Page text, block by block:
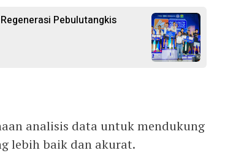
Pebulutangkis
analisis data untuk mendukung
lebih baik dan akurat.